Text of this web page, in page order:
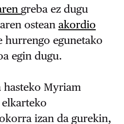
greba ez dugu
ostean akordio
hurrengo egunetako
egin dugu.
Myriam
izan da gurekin,